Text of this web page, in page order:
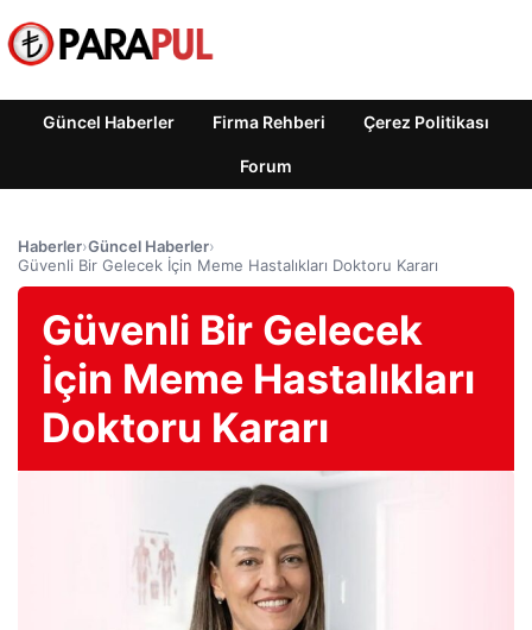
Güncel Haberler Firma Rehberi Çerez Politikası
Forum
Haberler›Güncel Haberler›
Güvenli Bir Gelecek İçin Meme Hastalıkları Doktoru Kararı
Güvenli Bir Gelecek
İçin Meme Hastalıkları
Doktoru Kararı